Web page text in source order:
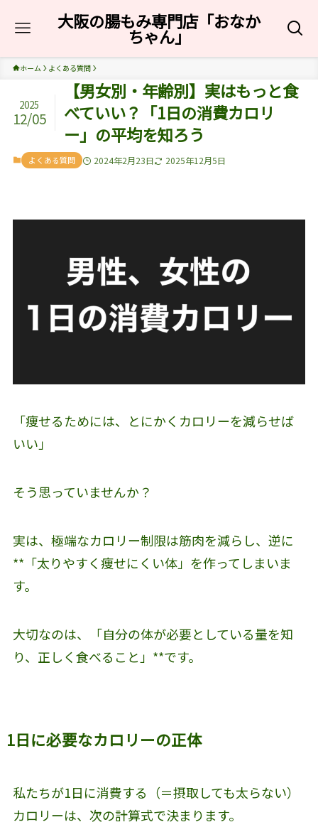
大阪の腸もみ専門店「おなか
ちゃん」
ホーム よくある質問
【男女別・年齢別】実はもっと食
べていい？「1日の消費カロリ
ー」の平均を知ろう
2025
12/05
よくある質問 2024年2月23日 2025年12月5日
「痩せるためには、とにかくカロリーを減らせば
いい」
そう思っていませんか？
実は、極端なカロリー制限は筋肉を減らし、逆に
**「太りやすく痩せにくい体」を作ってしまいま
す。
大切なのは、「自分の体が必要としている量を知
り、正しく食べること」**です。
1日に必要なカロリーの正体
私たちが1日に消費する（＝摂取しても太らない）
カロリーは、次の計算式で決まります。